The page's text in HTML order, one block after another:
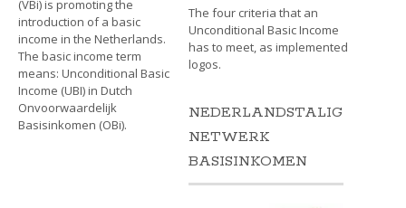
(VBi) is promoting the
introduction of a basic
income in the Netherlands.
The basic income term
means: Unconditional Basic
Income (UBI) in Dutch
Onvoorwaardelijk
Basisinkomen (OBi).
The four criteria that an
Unconditional Basic Income
has to meet, as implemented
logos.
NEDERLANDSTALIG
NETWERK
BASISINKOMEN